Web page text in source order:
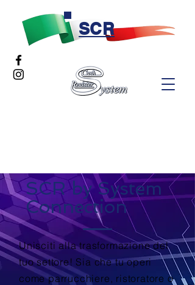
SCR
SCR by System
Connection
Unisciti alla trasformazione del
tuo settore! Sia che tu operi
come parrucchiere, ristoratore o